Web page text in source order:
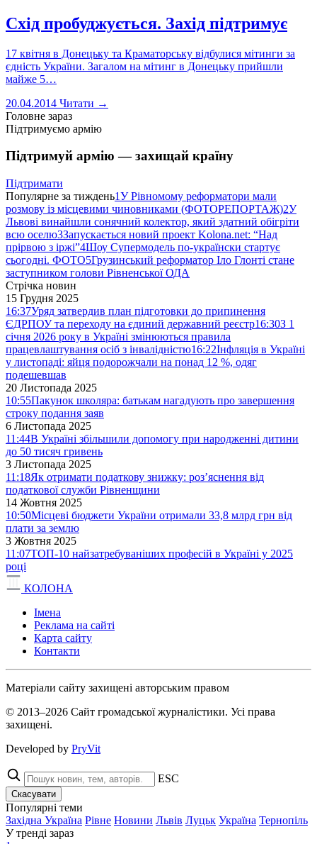
Схід пробуджується. Захід підтримує
17 квітня в Донецьку та Краматорську відбулися мітинги за
єдність України. Загалом на мітинг в Донецьку прийшли
майже 5…
20.04.2014 Читати →
Головне зараз
Підтримуємо армію
Підтримуй армію — захищай країну
Підтримати
Популярне за тиждень1У Рівномому реформатори мали
розмову із місцевими чиновниками (ФОТОРЕПОРТАЖ)2У
Львові винайшли сонячний колектор, який здатний обігріти
всю оселю3Запускається новий проект Kolona.net: “Над
прірвою з іржі”4Шоу Супермодель по-українски стартує
сьогодні. ФОТО5Грузинський реформатор Іло Глонті стане
заступником голови Рівненської ОДА
Стрічка новин
15 Грудня 2025
16:37Уряд затвердив план підготовки до припинення
ЄДРПОУ та переходу на єдиний державний реєстр16:30З 1
січня 2026 року в Україні змінюються правила
працевлаштування осіб з інвалідністю16:22Інфляція в Україні
у листопаді: яйця подорожчали на понад 12 %, одяг
подешевшав
20 Листопада 2025
10:55Пакунок школяра: батькам нагадують про завершення
строку подання заяв
6 Листопада 2025
11:44В Україні збільшили допомогу при народженні дитини
до 50 тисяч гривень
3 Листопада 2025
11:18Як отримати податкову знижку: роз’яснення від
податкової служби Рівненщини
14 Жовтня 2025
10:50Місцеві бюджети України отримали 33,8 млрд грн від
плати за землю
3 Жовтня 2025
11:07ТОП-10 найзатребуваніших професій в Україні у 2025
році
КОЛОНА
Імена
Реклама на сайті
Карта сайту
Контакти
Матеріали сайту захищені авторським правом
© 2013–2026 Сайт громадської журналістики. Усі права
захищені.
Developed by PryVit
ESC
Скасувати
Популярні теми
Західна Україна Рівне Новини Львів Луцьк Україна Тернопіль
У тренді зараз